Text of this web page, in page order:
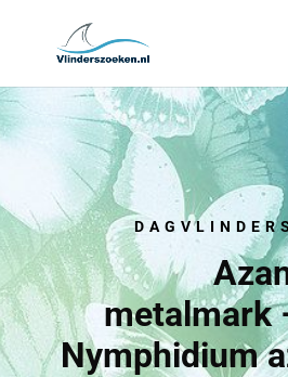
Nymphidium